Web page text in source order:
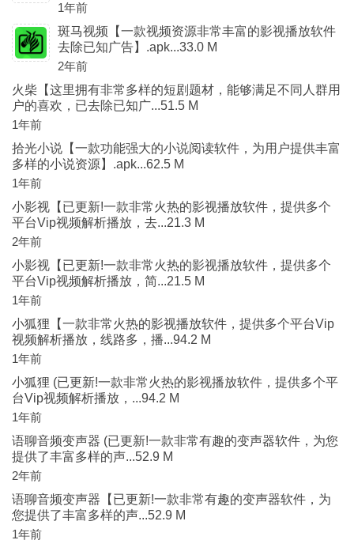
1年前
斑马视频【一款视频资源非常丰富的影视播放软件
去除已知广告】.apk...33.0 M
2年前
火柴【这里拥有非常多样的短剧题材，能够满足不同人群用
户的喜欢，已去除已知广...51.5 M
1年前
拾光小说【一款功能强大的小说阅读软件，为用户提供丰富
多样的小说资源】.apk...62.5 M
1年前
小影视【已更新!一款非常火热的影视播放软件，提供多个
平台Vip视频解析播放，去...21.3 M
2年前
小影视【已更新!一款非常火热的影视播放软件，提供多个
平台Vip视频解析播放，简...21.5 M
1年前
小狐狸【一款非常火热的影视播放软件，提供多个平台Vip
视频解析播放，线路多，播...94.2 M
1年前
小狐狸 (已更新!一款非常火热的影视播放软件，提供多个平
台Vip视频解析播放，...94.2 M
1年前
语聊音频变声器 (已更新!一款非常有趣的变声器软件，为您
提供了丰富多样的声...52.9 M
2年前
语聊音频变声器【已更新!一款非常有趣的变声器软件，为
您提供了丰富多样的声...52.9 M
1年前